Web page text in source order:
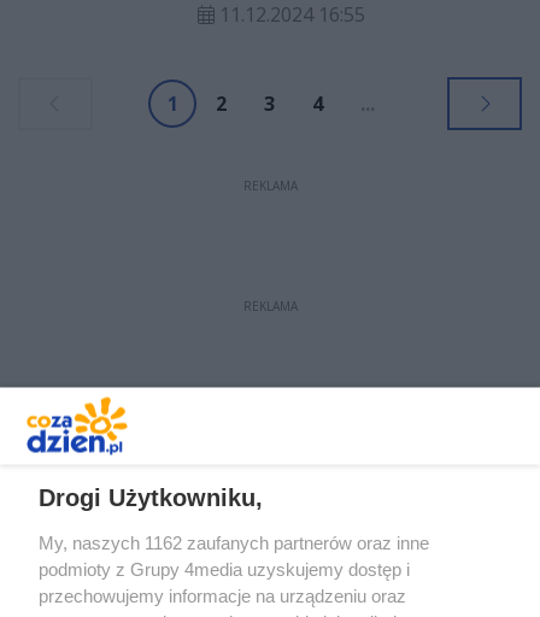
miejscowości Wojciechówka. Droga
11.12.2024 16:55
1 2 3 4 ...
REKLAMA
REKLAMA
Drogi Użytkowniku,
My, naszych 1162 zaufanych partnerów oraz inne
podmioty z Grupy 4media uzyskujemy dostęp i
przechowujemy informacje na urządzeniu oraz